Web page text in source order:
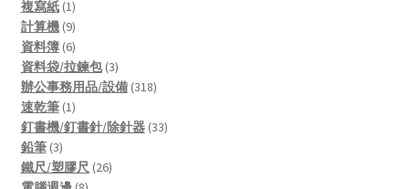
products
複寫紙 11
product
計算機 99
products
資料簿 66
products
資料袋/拉鍊包 33
products
辦公事務用品/設備 318318
速乾筆 11
product
釘書機/釘書針/除針器 3333
鉛筆 33
products
鐵尺/塑膠尺 2626